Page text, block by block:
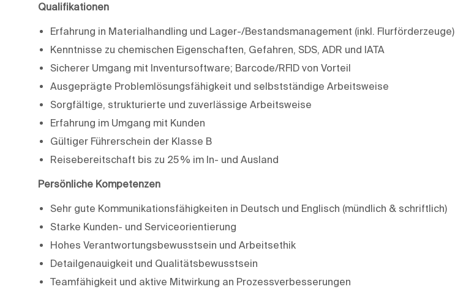
Qualifikationen
Erfahrung in Materialhandling und Lager-/Bestandsmanagement (inkl. Flurförderzeuge)
Kenntnisse zu chemischen Eigenschaften, Gefahren, SDS, ADR und IATA
Sicherer Umgang mit Inventursoftware; Barcode/RFID von Vorteil
Ausgeprägte Problemlösungsfähigkeit und selbstständige Arbeitsweise
Sorgfältige, strukturierte und zuverlässige Arbeitsweise
Erfahrung im Umgang mit Kunden
Gültiger Führerschein der Klasse B
Reisebereitschaft bis zu 25 % im In- und Ausland
Persönliche Kompetenzen
Sehr gute Kommunikationsfähigkeiten in Deutsch und Englisch (mündlich & schriftlich)
Starke Kunden- und Serviceorientierung
Hohes Verantwortungsbewusstsein und Arbeitsethik
Detailgenauigkeit und Qualitätsbewusstsein
Teamfähigkeit und aktive Mitwirkung an Prozessverbesserungen